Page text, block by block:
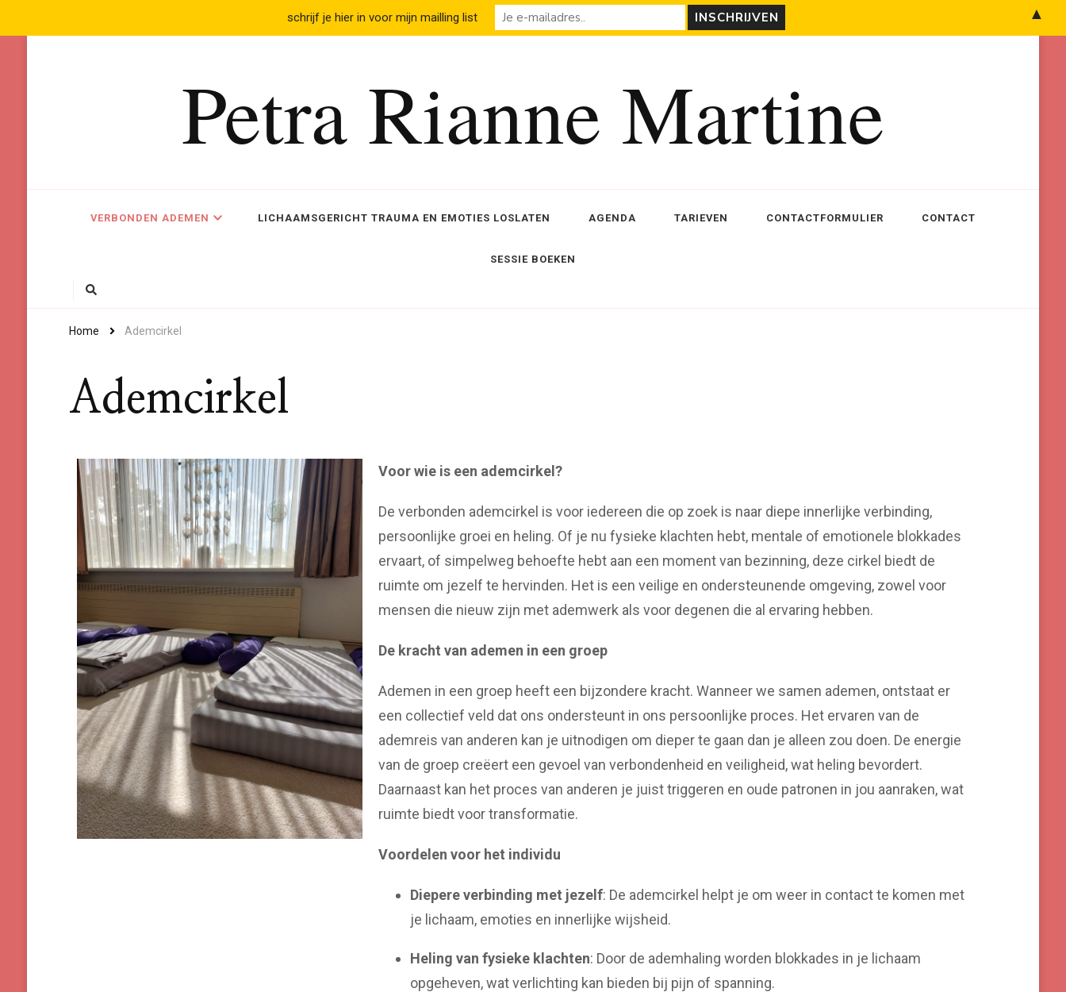
Petra Rianne Martine
VERBONDEN ADEMEN LICHAAMSGERICHT TRAUMA EN EMOTIES LOSLATEN AGENDA TARIEVEN CONTACTFORMULIER CONTACT
SESSIE BOEKEN
Home Ademcirkel
Ademcirkel
Voor wie is een ademcirkel?
De verbonden ademcirkel is voor iedereen die op zoek is naar diepe innerlijke verbinding,
persoonlijke groei en heling. Of je nu fysieke klachten hebt, mentale of emotionele blokkades
ervaart, of simpelweg behoefte hebt aan een moment van bezinning, deze cirkel biedt de
ruimte om jezelf te hervinden. Het is een veilige en ondersteunende omgeving, zowel voor
mensen die nieuw zijn met ademwerk als voor degenen die al ervaring hebben.
De kracht van ademen in een groep
Ademen in een groep heeft een bijzondere kracht. Wanneer we samen ademen, ontstaat er
een collectief veld dat ons ondersteunt in ons persoonlijke proces. Het ervaren van de
ademreis van anderen kan je uitnodigen om dieper te gaan dan je alleen zou doen. De energie
van de groep creëert een gevoel van verbondenheid en veiligheid, wat heling bevordert.
Daarnaast kan het proces van anderen je juist triggeren en oude patronen in jou aanraken, wat
ruimte biedt voor transformatie.
Voordelen voor het individu
Diepere verbinding met jezelf: De ademcirkel helpt je om weer in contact te komen met
je lichaam, emoties en innerlijke wijsheid.
Heling van fysieke klachten: Door de ademhaling worden blokkades in je lichaam
opgeheven, wat verlichting kan bieden bij pijn of spanning.
schrijf je hier in voor mijn mailling list ▲